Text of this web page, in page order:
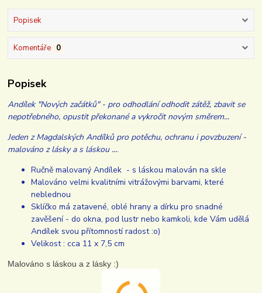
Popisek
Komentáře 0
Popisek
Andílek "Nových začátků" - pro odhodlání odhodit zátěž, zbavit se
nepotřebného, opustit překonané a vykročit novým směrem...
Jeden z Magdalských Andílků pro potěchu, ochranu i povzbuzení -
malováno z lásky a s láskou ....
Ručně malovaný Andílek - s láskou malován na skle
Malováno velmi kvalitními vitrážovými barvami, které
neblednou
Sklíčko má zatavené, oblé hrany a dírku pro snadné
zavěšení - do okna, pod lustr nebo kamkoli, kde Vám udělá
Andílek svou přítomností radost :o)
Velikost : cca 11 x 7,5 cm
Malováno s láskou a z lásky :)